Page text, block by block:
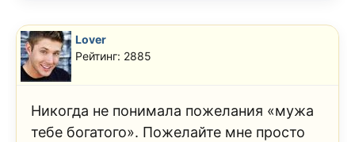
Lover
Рейтинг: 2885
Никогда не понимала пожелания «мужа
тебе богатого». Пожелайте мне просто